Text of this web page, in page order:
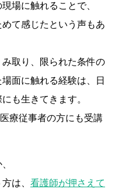
場に触れることで、
めて感じたという声もあ
取り、限られた条件の
面に触れる経験は、日
も生きてきます。
療従事者の方にも受講
は、 看護師が押さえて